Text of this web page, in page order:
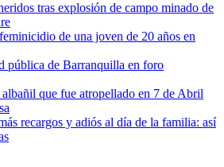
tras explosión de campo minado de
de una joven de 20 años en
pública de Barranquilla en foro
que fue atropellado en 7 de Abril
recargos y adiós al día de la familia: así